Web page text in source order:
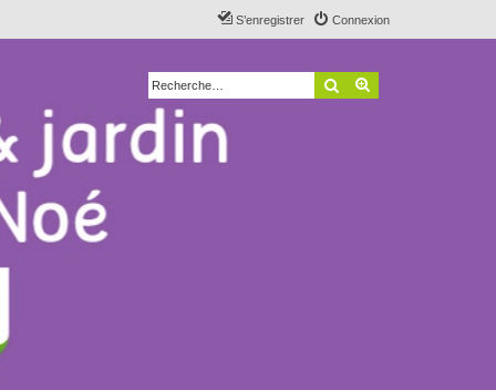
Connexion
S’enregistrer
Rechercher